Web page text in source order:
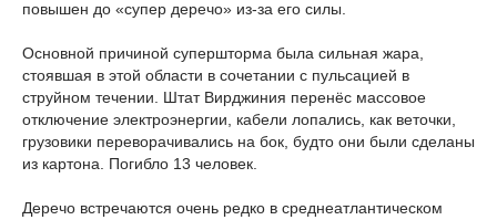
повышен до «супер деречо» из-за его силы.
Основной причиной супершторма была сильная жара,
стоявшая в этой области в сочетании с пульсацией в
струйном течении. Штат Вирджиния перенёс массовое
отключение электроэнергии, кабели лопались, как веточки,
грузовики переворачивались на бок, будто они были сделаны
из картона. Погибло 13 человек.
Деречо встречаются очень редко в среднеатлантическом